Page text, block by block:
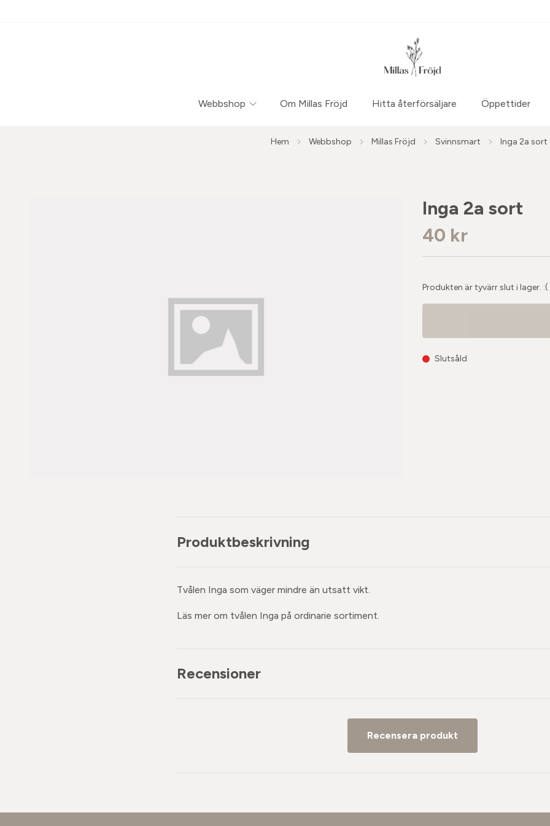
Webbshop Om Millas Fröjd Hitta återförsäljare Öppettider
Hem Webbshop Millas Fröjd Svinnsmart Inga 2a sort
Inga 2a sort
40 kr
Produkten är tyvärr slut i lager. :(
Slutsåld
Produktbeskrivning
Tvålen Inga som väger mindre än utsatt vikt.
Läs mer om tvålen Inga på ordinarie sortiment.
Recensioner
Recensera produkt